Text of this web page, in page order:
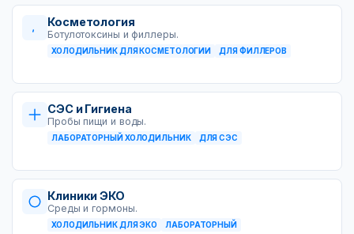
Косметология
Ботулотоксины и филлеры.
ХОЛОДИЛЬНИК ДЛЯ КОСМЕТОЛОГИИ ДЛЯ ФИЛЛЕРОВ
СЭС и Гигиена
Пробы пищи и воды.
ЛАБОРАТОРНЫЙ ХОЛОДИЛЬНИК ДЛЯ СЭС
Клиники ЭКО
Среды и гормоны.
ХОЛОДИЛЬНИК ДЛЯ ЭКО ЛАБОРАТОРНЫЙ